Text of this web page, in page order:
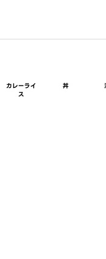
カレーライ
ス
丼